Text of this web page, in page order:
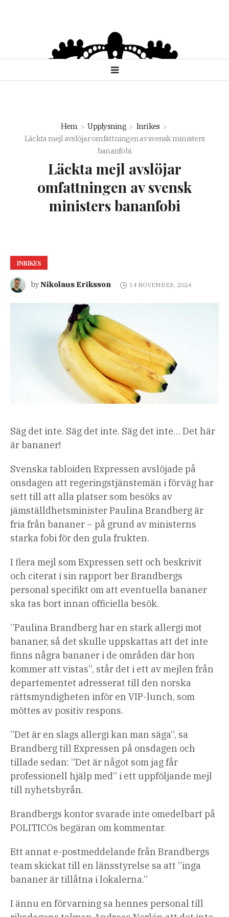
Hem Upplysning
Inrikes
Läckta mejl avslöjar omfattningen av svensk ministers
bananfobi
Läckta mejl avslöjar
omfattningen av svensk
ministers bananfobi
INRIKES
byNikolaus Eriksson 14 NOVEMBER, 2024
Säg det inte. Säg det inte. Säg det inte… Det här
är bananer!
Svenska tabloiden Expressen avslöjade på
onsdagen att regeringstjänstemän i förväg har
sett till att alla platser som besöks av
jämställdhetsminister Paulina Brandberg är
fria från bananer – på grund av ministerns
starka fobi för den gula frukten.
I flera mejl som Expressen sett och beskrivit
och citerat i sin rapport ber Brandbergs
personal specifikt om att eventuella bananer
ska tas bort innan officiella besök.
”Paulina Brandberg har en stark allergi mot
bananer, så det skulle uppskattas att det inte
finns några bananer i de områden där hon
kommer att vistas”, står det i ett av mejlen från
departementet adresserat till den norska
rättsmyndigheten inför en VIP-lunch, som
möttes av positiv respons.
”Det är en slags allergi kan man säga”, sa
Brandberg till Expressen på onsdagen och
tillade sedan: ”Det är något som jag får
professionell hjälp med” i ett uppföljande mejl
till nyhetsbyrån.
Brandbergs kontor svarade inte omedelbart på
POLITICOs begäran om kommentar.
Ett annat e-postmeddelande från Brandbergs
team skickat till en länsstyrelse sa att ”inga
bananer är tillåtna i lokalerna.”
I ännu en förvarning sa hennes personal till